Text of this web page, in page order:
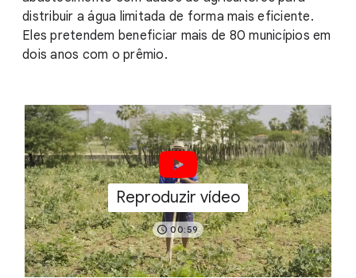
distribuir a água limitada de forma mais eficiente.
Eles pretendem beneficiar mais de 80 municípios em
dois anos com o prêmio.
Reproduzir vídeo
00:59